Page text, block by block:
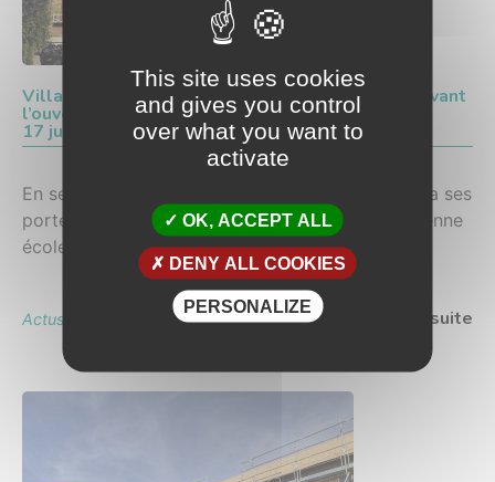
Villa Constance : plus que quelques semaines avant
l’ouverture !
17 juillet 2024
En septembre prochain, la villa Constance ouvrira ses
portes après les travaux de rénovation de l'ancienne
école !
Actus des villas Lire la suite
This site uses cookies
and gives you control
over what you want to
activate
OK, ACCEPT ALL
DENY ALL COOKIES
PERSONALIZE